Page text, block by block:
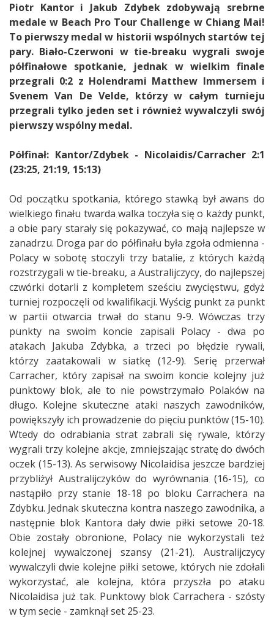
Piotr Kantor i Jakub Zdybek zdobywają srebrne
medale w Beach Pro Tour Challenge w Chiang Mai!
To pierwszy medal w historii wspólnych startów tej
pary. Biało-Czerwoni w tie-breaku wygrali swoje
półfinałowe spotkanie, jednak w wielkim finale
przegrali 0:2 z Holendrami Matthew Immersem i
Svenem Van De Velde, którzy w całym turnieju
przegrali tylko jeden set i również wywalczyli swój
pierwszy wspólny medal.
Półfinał: Kantor/Zdybek - Nicolaidis/Carracher 2:1
(23:25, 21:19, 15:13)
Od początku spotkania, którego stawką był awans do
wielkiego finału twarda walka toczyła się o każdy punkt,
a obie pary starały się pokazywać, co mają najlepsze w
zanadrzu. Droga par do półfinału była zgoła odmienna -
Polacy w sobotę stoczyli trzy batalie, z których każdą
rozstrzygali w tie-breaku, a Australijczycy, do najlepszej
czwórki dotarli z kompletem sześciu zwycięstwu, gdyż
turniej rozpoczęli od kwalifikacji. Wyścig punkt za punkt
w partii otwarcia trwał do stanu 9-9. Wówczas trzy
punkty na swoim koncie zapisali Polacy - dwa po
atakach Jakuba Zdybka, a trzeci po błędzie rywali,
którzy zaatakowali w siatkę (12-9). Serię przerwał
Carracher, który zapisał na swoim koncie kolejny już
punktowy blok, ale to nie powstrzymało Polaków na
długo. Kolejne skuteczne ataki naszych zawodników,
powiększyły ich prowadzenie do pięciu punktów (15-10).
Wtedy do odrabiania strat zabrali się rywale, którzy
wygrali trzy kolejne akcje, zmniejszając stratę do dwóch
oczek (15-13). As serwisowy Nicolaidisa jeszcze bardziej
przybliżył Australijczyków do wyrównania (16-15), co
nastąpiło przy stanie 18-18 po bloku Carrachera na
Zdybku. Jednak skuteczna kontra naszego zawodnika, a
następnie blok Kantora dały dwie piłki setowe 20-18.
Obie zostały obronione, Polacy nie wykorzystali też
kolejnej wywalczonej szansy (21-21). Australijczycy
wywalczyli dwie kolejne piłki setowe, których nie zdołali
wykorzystać, ale kolejna, która przyszła po ataku
Nicolaidisa już tak. Punktowy blok Carrachera - szósty
w tym secie - zamknął set 25-23.